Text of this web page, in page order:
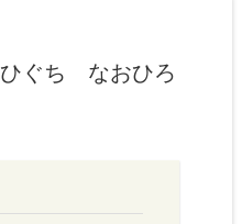
ひぐち なおひろ